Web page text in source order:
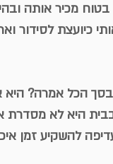
בטוח מכיר אותה
כיועצת לסידור
הכל אמרה?
היא לא מסדרת
להשקיע זמן